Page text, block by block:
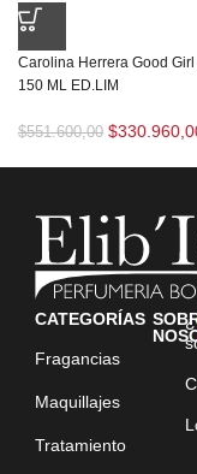
Carolina Herrera Good Girl
150 ML ED.LIM
$551.600,00 $
CATEGORÍAS
Fragancias
Maquillajes
Tratamiento